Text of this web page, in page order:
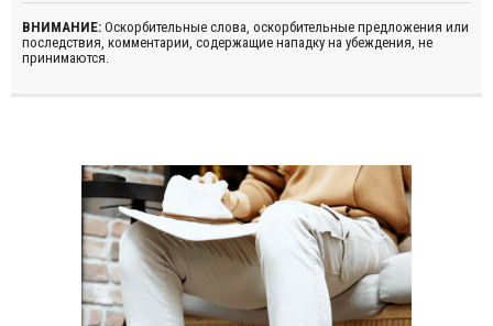
ВНИМАНИЕ: Оскорбительные слова, оскорбительные предложения или
последствия, комментарии, содержащие нападку на убеждения, не
принимаются.